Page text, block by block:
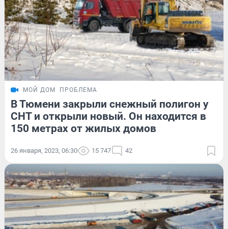
МОЙ ДОМ ПРОБЛЕМА
В Тюмени закрыли снежный полигон у
СНТ и открыли новый. Он находится в
150 метрах от жилых домов
26 января, 2023, 06:30 15 747 42